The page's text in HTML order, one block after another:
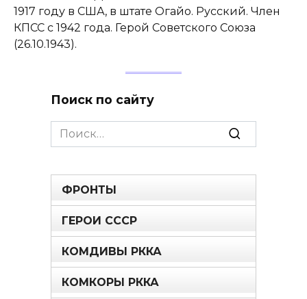
1917 году в США, в штате Огайо. Русский. Член
КПСС с 1942 года. Герой Советского Союза
(26.10.1943).
Поиск по сайту
Search
for:
ФРОНТЫ
ГЕРОИ СССР
КОМДИВЫ РККА
КОМКОРЫ РККА